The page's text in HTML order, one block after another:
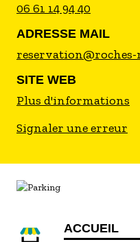
06 61 14 94 40
ADRESSE MAIL
reservation@roches-
SITE WEB
Plus d'informations
Signaler une erreur
ACCUEIL